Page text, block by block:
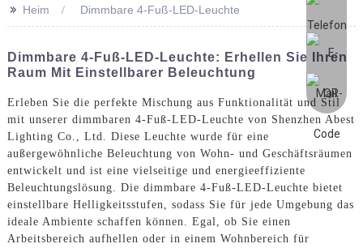
>> Heim Dimmbare 4-Fuß-LED-Leuchte
Dimmbare 4-Fuß-LED-Leuchte: Erhellen Sie Ihren
Raum Mit Einstellbarer Beleuchtung
Erleben Sie die perfekte Mischung aus Funktionalität und Stil
mit unserer dimmbaren 4-Fuß-LED-Leuchte von Shenzhen Abest
Lighting Co., Ltd. Diese Leuchte wurde für eine
außergewöhnliche Beleuchtung von Wohn- und Geschäftsräumen
entwickelt und ist eine vielseitige und energieeffiziente
Beleuchtungslösung. Die dimmbare 4-Fuß-LED-Leuchte bietet
einstellbare Helligkeitsstufen, sodass Sie für jede Umgebung das
ideale Ambiente schaffen können. Egal, ob Sie einen
Arbeitsbereich aufhellen oder in einem Wohnbereich für